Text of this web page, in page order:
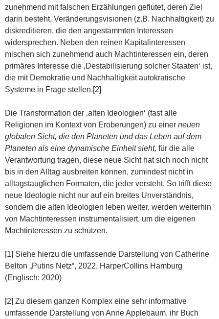
zunehmend mit falschen Erzählungen geflutet, deren Ziel
darin besteht, Veränderungsvisionen (z.B. Nachhaltigkeit) zu
diskreditieren, die den angestammten Interessen
widersprechen. Neben den reinen Kapitalinteressen
mischen sich zunehmend auch Machtinteressen ein, deren
primäres Interesse die ‚Destabilisierung solcher Staaten‘ ist,
die mit Demokratie und Nachhaltigkeit autokratische
Systeme in Frage stellen.[2]
Die Transformation der ‚alten Ideologien‘ (fast alle
Religionen im Kontext von Eroberungen) zu einer neuen
globalen Sicht, die den Planeten und das Leben auf dem
Planeten als eine dynamische Einheit sieht, für die alle
Verantwortung tragen, diese neue Sicht hat sich noch nicht
bis in den Alltag ausbreiten können, zumindest nicht in
alltagstauglichen Formaten, die jeder versteht. So trifft diese
neue Ideologie nicht nur auf ein breites Unverständnis,
sondern die alten Ideologien leben weiter, werden weiterhin
von Machtinteressen instrumentalisiert, um die eigenen
Machtinteressen zu schützen.
[1] Siehe hierzu die umfassende Darstellung von Catherine
Belton „Putins Netz“, 2022, HarperCollins Hamburg
(Englisch: 2020)
[2] Zu diesem ganzen Komplex eine sehr informative
umfassende Darstellung von Anne Applebaum, ihr Buch